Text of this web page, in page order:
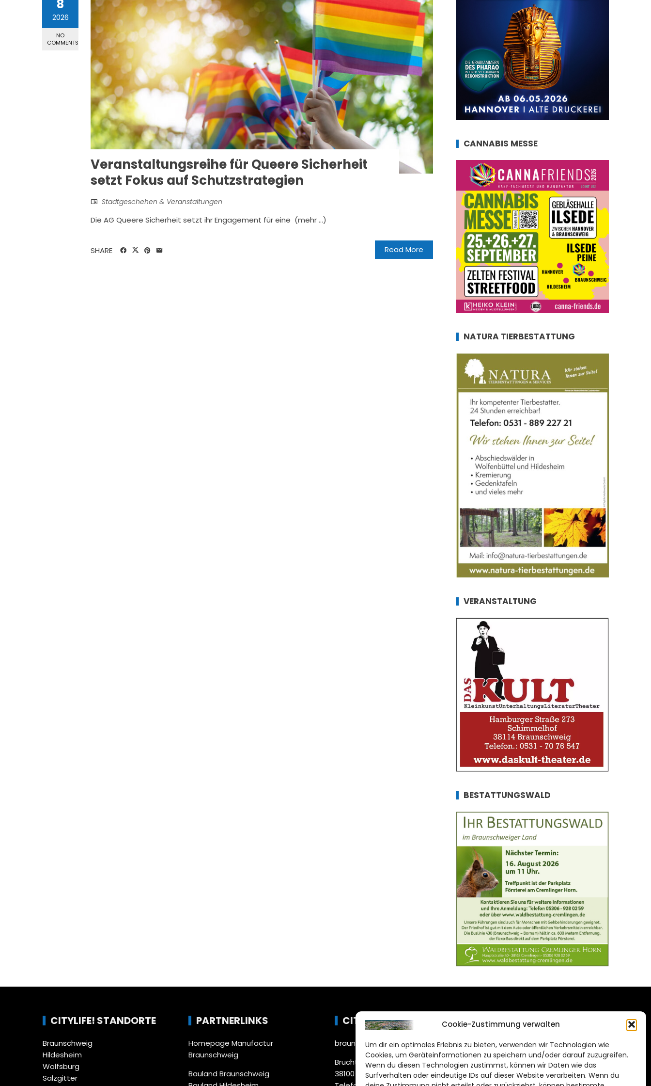
Cookie-Zustimmung verwalten
Um dir ein optimales Erlebnis zu bieten, verwenden wir Technologien wie
Cookies, um Geräteinformationen zu speichern und/oder darauf zuzugreifen.
Wenn du diesen Technologien zustimmst, können wir Daten wie das
Surfverhalten oder eindeutige IDs auf dieser Website verarbeiten. Wenn du
8
2026
NO
COMMENTS
Veranstaltungsreihe für Queere Sicherheit
setzt Fokus auf Schutzstrategien
Stadtgeschehen & Veranstaltungen
Die AG Queere Sicherheit setzt ihr Engagement für eine (mehr …)
Read More
SHARE
CANNABIS MESSE
NATURA TIERBESTATTUNG
VERANSTALTUNG
BESTATTUNGSWALD
CITYLIFE! STANDORTE
Braunschweig
Hildesheim
Wolfsburg
Salzgitter
PARTNERLINKS
Homepage Manufactur
Braunschweig
Bauland Braunschweig
CITYLIFE!
braunschweig@citylifemedien.de
Bruchtorwall 12
38100 Braunschweig
DAS STADTMAGAZIN
FÜR BRAUNSCHWEIG
Impressum
Datenschutzerklärung
Cookie Richtlinie